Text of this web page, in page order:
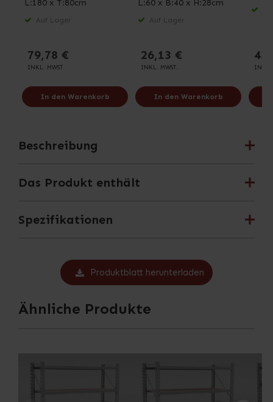
L:180 x T:80cm
Auf Lager
79,78 €
INKL. MWST.
In den Warenkorb
L:60 x B:40 x H:28cm
Auf Lager
26,13 €
INKL. MWST.
In den Warenkorb
INKL.
Beschreibung
Das Produkt enthält
Spezifikationen
Produktblatt herunterladen
Ähnliche Produkte